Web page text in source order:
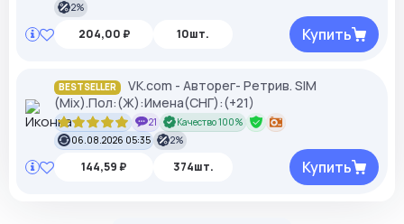
2%
204,00 ₽ 10шт. Купить
BESTSELLER
VK.com - Авторег- Ретрив. SIM
(Mix).Пол:(Ж):Имена(СНГ):(+21)
21
Качество 100%
06.08.2026 05:35
2%
144,59 ₽ 374шт. Купить